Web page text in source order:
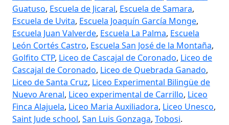
Guatuso, Escuela de Jicaral, Escuela de Samara,
Escuela de Uvita, Escuela Joaquín García Monge,
Escuela Juan Valverde, Escuela La Palma, Escuela
León Cortés Castro, Escuela San José de la Montaña,
Golfito CTP, Liceo de Cascajal de Coronado, Liceo de
Cascajal de Coronado, Liceo de Quebrada Ganado,
Liceo de Santa Cruz, Liceo Experimental Bilingüe de
Nuevo Arenal, Liceo experimental de Carrillo, Liceo
Finca Alajuela, Liceo Maria Auxiliadora, Liceo Unesco,
Saint Jude school, San Luis Gonzaga, Tobosi.